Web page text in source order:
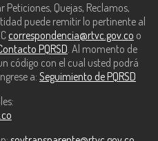
Quejas, Reclamos,
puede remitir lo pertinente al
correspondencia@rtvc.gov.co o
PQRSD. Al momento de
código con el cual usted podrá
a: Seguimiento de PQRSD